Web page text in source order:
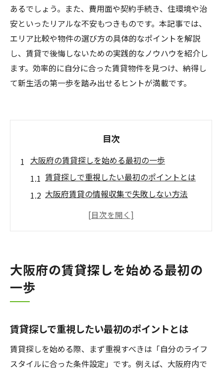
あるでしょう。また、費用面や契約手続き、住環境や治
安といったリアルな不安もつきものです。本記事では、
エリア比較や物件の選び方の具体的なポイントを解説
し、賃貸で後悔しないための実践的なノウハウを紹介し
ます。効率的に自分に合った賃貸物件を見つけ、納得し
て新生活の第一歩を踏み出せるヒントが満載です。
目次
大阪府の賃貸探しを始める最初の一歩
賃貸探しで重視したい最初のポイントとは
大阪府賃貸の情報収集で失敗しない方法
賃貸物件の候補を効率よく選ぶコツ
予算内で見つかる理想の賃貸物件とは
賃貸予算設定で押さえるべき重要ポイント
法
賃貸で生活費を抑える工夫と実例紹介
一人暮らしやふたり暮らしの賃貸節約術
大阪府の賃貸探しを始める最初の
一歩
賃貸探しで重視したい最初のポイントとは
賃貸探しを始める際、まず重視すべきは「自分のライフ
スタイルに合った条件設定」です。例えば、大阪府内で